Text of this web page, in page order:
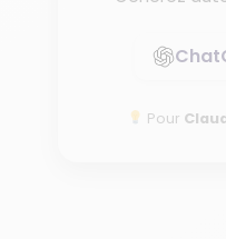
Pour